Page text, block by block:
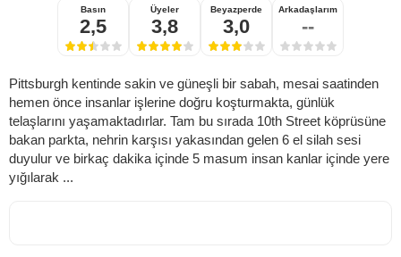
Basın
2,5
Üyeler
3,8
Beyazperde
3,0
Arkadaşlarım
--
Pittsburgh kentinde sakin ve güneşli bir sabah, mesai saatinden
hemen önce insanlar işlerine doğru koşturmakta, günlük
telaşlarını yaşamaktadırlar. Tam bu sırada 10th Street köprüsüne
bakan parkta, nehrin karşısı yakasından gelen 6 el silah sesi
duyulur ve birkaç dakika içinde 5 masum insan kanlar içinde yere
yığılarak ...